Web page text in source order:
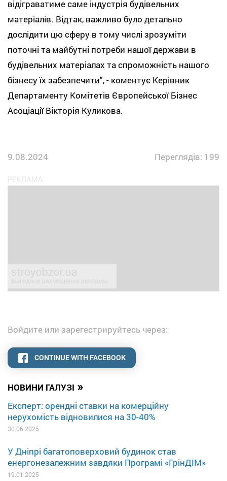
НОВИНИ ГАЛУЗІ »
Експерт: орендні ставки на комерційну
нерухомість відновилися на 30-40%
30.06.2025
У Дніпрі багатоповерховий будинок став
енергонезалежним завдяки Програмі «ГрінДІМ»
19.01.2025
відіграватиме саме індустрія будівельних
матеріалів. Відтак, важливо було детально
дослідити цю сферу в тому числі зрозуміти
поточні та майбутні потреби нашої держави в
будівельних матеріалах та спроможність нашого
бізнесу їх забезпечити", - коментує Керівник
Департаменту Комітетів Європейської Бізнес
Асоціації Вікторія Куликова.
9.08.2024 Переглядів: 199
Войдите или зарегестрируйтесь через:
CONTINUE WITH FACEBOOK